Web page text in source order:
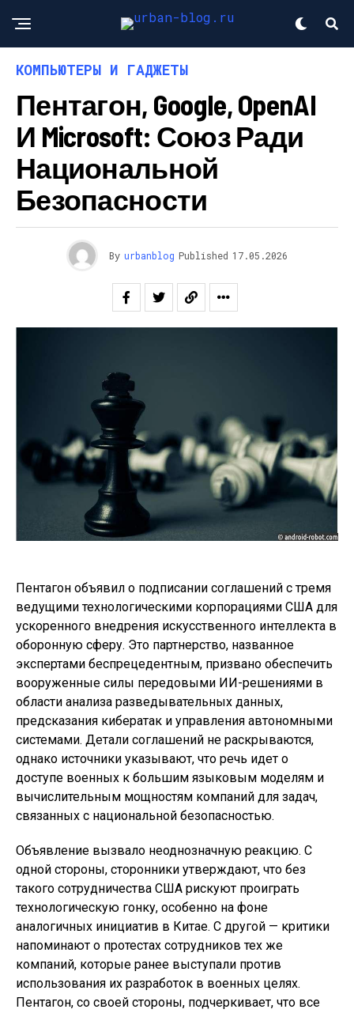
КОМПЬЮТЕРЫ И ГАДЖЕТЫ
Пентагон, Google, OpenAI
И Microsoft: Союз Ради
Национальной
Безопасности
By urbanblog Published 17.05.2026
Пентагон объявил о подписании соглашений с тремя
ведущими технологическими корпорациями США для
ускоренного внедрения искусственного интеллекта в
оборонную сферу. Это партнерство, названное
экспертами беспрецедентным, призвано обеспечить
вооруженные силы передовыми ИИ-решениями в
области анализа разведывательных данных,
предсказания кибератак и управления автономными
системами. Детали соглашений не раскрываются,
однако источники указывают, что речь идет о
доступе военных к большим языковым моделям и
вычислительным мощностям компаний для задач,
связанных с национальной безопасностью.
Объявление вызвало неоднозначную реакцию. С
одной стороны, сторонники утверждают, что без
такого сотрудничества США рискуют проиграть
технологическую гонку, особенно на фоне
аналогичных инициатив в Китае. С другой — критики
напоминают о протестах сотрудников тех же
компаний, которые ранее выступали против
использования их разработок в военных целях.
Пентагон, со своей стороны, подчеркивает, что все